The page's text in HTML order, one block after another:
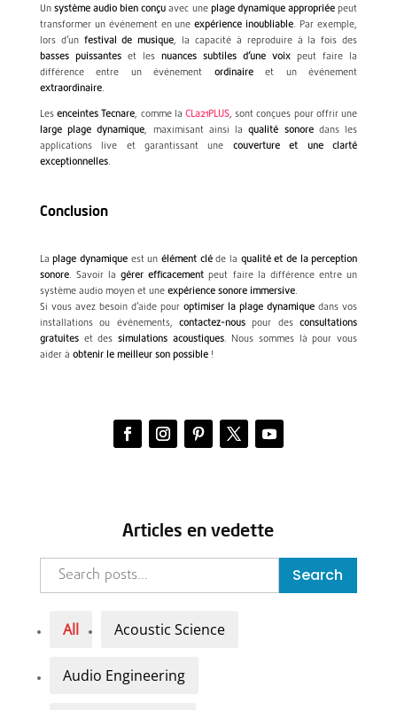
Unsystème audio bien conçuavec uneplage dynamique appropriéepeut
transformer un événement en uneexpérience inoubliable. Par exemple,
lors d’un festival de musique, la capacité à reproduire à la fois des
basses puissanteset les nuances subtiles d’une voix peut faire la
différence entre un événement ordinaireet un événement
extraordinaire.
Lesenceintes Tecnare, comme laCLa21PLUS, sont conçues pour offrir une
large plage dynamique, maximisant ainsi laqualité sonoredans les
applications live et garantissant une couverture et une clarté
exceptionnelles.
Conclusion
Laplage dynamique est unélément cléde la qualité et de la perception
sonore. Savoir lagérer efficacement peut faire la différence entre un
système audio moyen et uneexpérience sonore immersive.
Si vous avez besoin d’aide pouroptimiser la plage dynamique dans vos
installations ou événements, contactez-nous pour desconsultations
gratuiteset des simulations acoustiques. Nous sommes là pour vous
aider à obtenir le meilleur son possible!
Articles en vedette
Search
All Acoustic Science
Audio Engineering